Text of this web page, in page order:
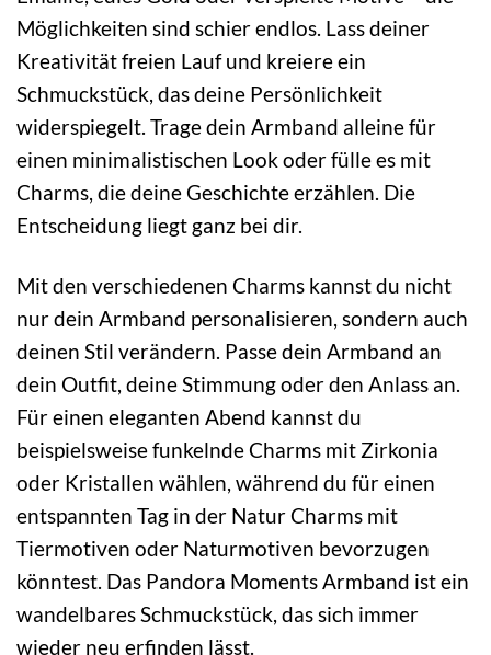
Möglichkeiten sind schier endlos. Lass deiner
Kreativität freien Lauf und kreiere ein
Schmuckstück, das deine Persönlichkeit
widerspiegelt. Trage dein Armband alleine für
einen minimalistischen Look oder fülle es mit
Charms, die deine Geschichte erzählen. Die
Entscheidung liegt ganz bei dir.
Mit den verschiedenen Charms kannst du nicht
nur dein Armband personalisieren, sondern auch
deinen Stil verändern. Passe dein Armband an
dein Outfit, deine Stimmung oder den Anlass an.
Für einen eleganten Abend kannst du
beispielsweise funkelnde Charms mit Zirkonia
oder Kristallen wählen, während du für einen
entspannten Tag in der Natur Charms mit
Tiermotiven oder Naturmotiven bevorzugen
könntest. Das Pandora Moments Armband ist ein
wandelbares Schmuckstück, das sich immer
wieder neu erfinden lässt.